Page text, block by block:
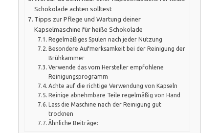
Schokolade achten solltest
Tipps zur Pflege und Wartung deiner
Kapselmaschine für heiße Schokolade
Regelmäßiges Spülen nach jeder Nutzung
Besondere Aufmerksamkeit bei der Reinigung der
Brühkammer
Verwende das vom Hersteller empfohlene
Reinigungsprogramm
Achte auf die richtige Verwendung von Kapseln
Reinige abnehmbare Teile regelmäßig von Hand
Lass die Maschine nach der Reinigung gut
trocknen
Ähnliche Beiträge: